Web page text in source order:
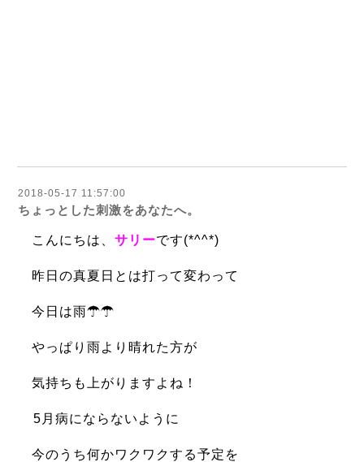
2018-05-17 11:57:00
ちょっとした刺激をあなたへ。
こんにちは、 サリーです(*^^*)
昨日の真夏日とは打って変わって
今日は雨☂☂
やっぱり雨より晴れた方が
気持ちも上がりますよね！
5月病にならないように
今のうち何かワクワクする予定を